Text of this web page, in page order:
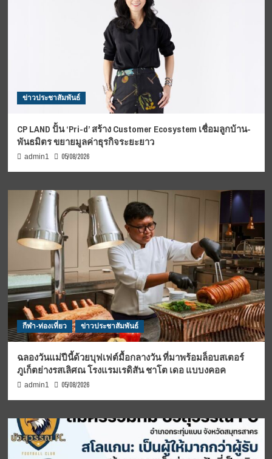
ข่าวประชาสัมพันธ์
CP LAND ปั้น ‘Pri-d’ สร้าง Customer Ecosystem เชื่อมลูกบ้าน-
พันธมิตร ขยายมูลค่าธุรกิจระยะยาว
admin1 05/08/2026
กีฬา-ท่องเที่ยว ข่าวประชาสัมพันธ์
ฉลองวันแม่ปีนี้ด้วยบุฟเฟต์มื้อกลางวัน ที่มาพร้อมล็อบสเตอร์
ภูเก็ตย่างรสเลิศณ โรงแรมเรดิสัน ชาโต เดอ แบบงคอค
admin1 05/08/2026